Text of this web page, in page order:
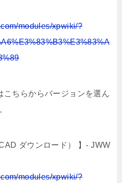
modules/xpwiki/?
こちらからバージョンを選ん
ダウンロード） 】- JWW
modules/xpwiki/?